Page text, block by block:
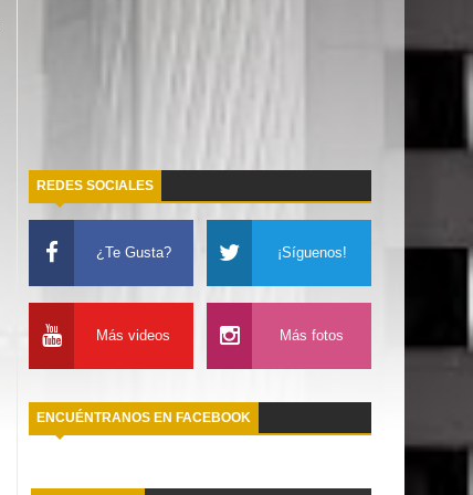
REDES SOCIALES
¿Te Gusta? ¡Síguenos!
Más videos Más fotos
ENCUÉNTRANOS EN FACEBOOK